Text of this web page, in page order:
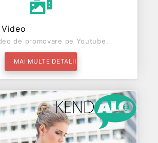
de promovare pe Youtube.
MAI MULTE DETALII